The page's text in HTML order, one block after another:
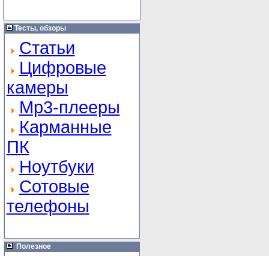
Тесты, обзоры
Статьи
Цифровые
камеры
Mp3-плееры
Карманные
ПК
Ноутбуки
Сотовые
телефоны
Полезное